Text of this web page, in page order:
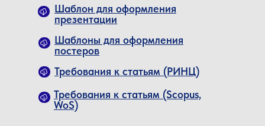
Участникам конференции также
предоставляются при необходимости
следующие услуги:
Узбекистан (включая проезд, проживание,
программу на месте, питание и напитки): 20
000 RUB.
Услуги по переводу,
пруфридингу и редактуре
Шаблоны для оформления
постеров
Шаблон для оформления
презентации
Требования к статьям (РИНЦ)
Требования к статьям (Scopus,
WoS)